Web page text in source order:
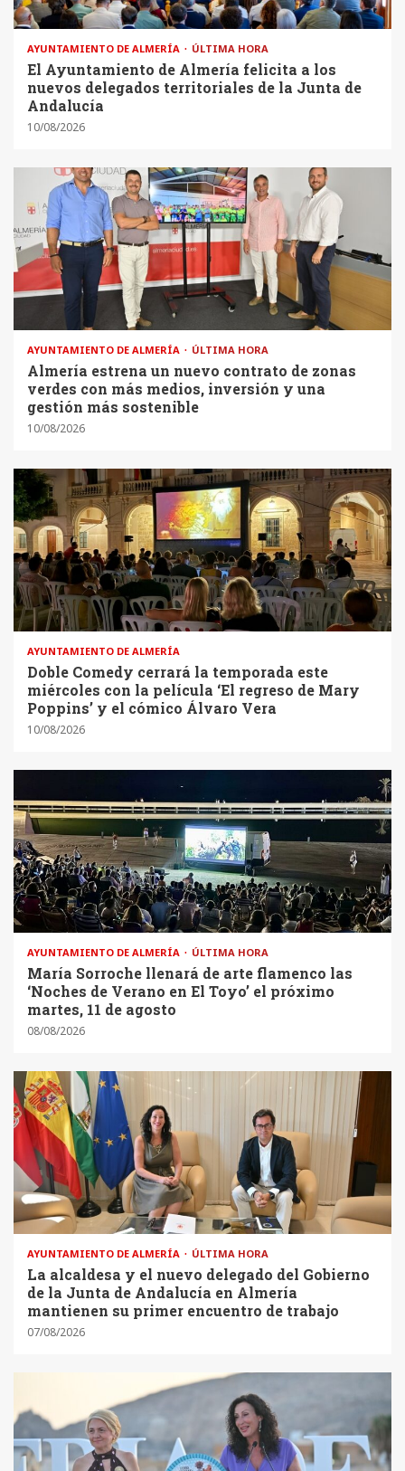
AYUNTAMIENTO DE ALMERÍA ÚLTIMA HORA
El Ayuntamiento de Almería felicita a los
nuevos delegados territoriales de la Junta de
Andalucía
10/08/2026
AYUNTAMIENTO DE ALMERÍA ÚLTIMA HORA
Almería estrena un nuevo contrato de zonas
verdes con más medios, inversión y una
gestión más sostenible
10/08/2026
AYUNTAMIENTO DE ALMERÍA
Doble Comedy cerrará la temporada este
miércoles con la película ‘El regreso de Mary
Poppins’ y el cómico Álvaro Vera
10/08/2026
AYUNTAMIENTO DE ALMERÍA ÚLTIMA HORA
María Sorroche llenará de arte flamenco las
‘Noches de Verano en El Toyo’ el próximo
martes, 11 de agosto
08/08/2026
AYUNTAMIENTO DE ALMERÍA ÚLTIMA HORA
La alcaldesa y el nuevo delegado del Gobierno
de la Junta de Andalucía en Almería
mantienen su primer encuentro de trabajo
07/08/2026